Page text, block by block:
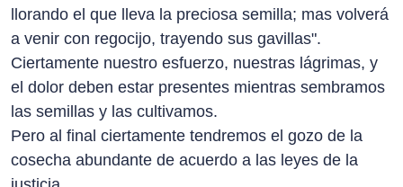
llorando el que lleva la preciosa semilla; mas volverá
a venir con regocijo, trayendo sus gavillas".
Ciertamente nuestro esfuerzo, nuestras lágrimas, y
el dolor deben estar presentes mientras sembramos
las semillas y las cultivamos.
Pero al final ciertamente tendremos el gozo de la
cosecha abundante de acuerdo a las leyes de la